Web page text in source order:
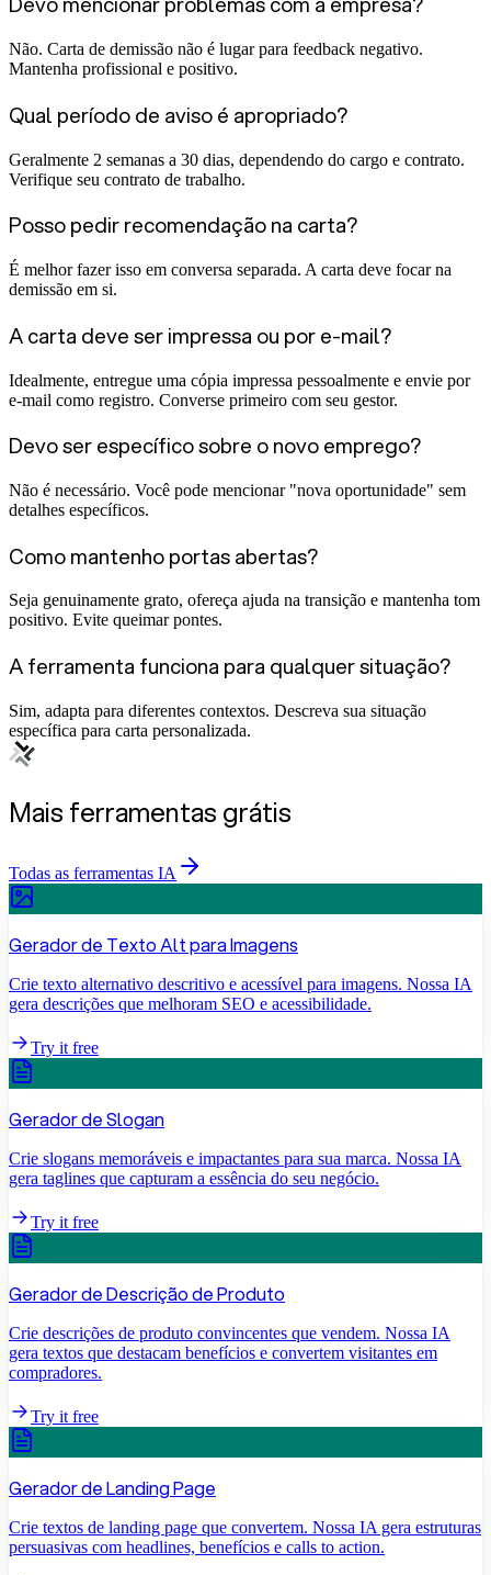
Não. Carta de demissão não é lugar para feedback negativo.
Mantenha profissional e positivo.
Qual período de aviso é apropriado?
Geralmente 2 semanas a 30 dias, dependendo do cargo e contrato.
Verifique seu contrato de trabalho.
Posso pedir recomendação na carta?
É melhor fazer isso em conversa separada. A carta deve focar na
demissão em si.
A carta deve ser impressa ou por e-mail?
Idealmente, entregue uma cópia impressa pessoalmente e envie por
e-mail como registro. Converse primeiro com seu gestor.
Devo ser específico sobre o novo emprego?
Não é necessário. Você pode mencionar "nova oportunidade" sem
detalhes específicos.
Como mantenho portas abertas?
Seja genuinamente grato, ofereça ajuda na transição e mantenha tom
positivo. Evite queimar pontes.
A ferramenta funciona para qualquer situação?
Sim, adapta para diferentes contextos. Descreva sua situação
específica para carta personalizada.
Mais ferramentas grátis
Todas as ferramentas IA
Gerador de Texto Alt para Imagens
Crie texto alternativo descritivo e acessível para imagens. Nossa IA
gera descrições que melhoram SEO e acessibilidade.
Try it free
Gerador de Slogan
Crie slogans memoráveis e impactantes para sua marca. Nossa IA
gera taglines que capturam a essência do seu negócio.
Try it free
Gerador de Descrição de Produto
Crie descrições de produto convincentes que vendem. Nossa IA
gera textos que destacam benefícios e convertem visitantes em
compradores.
Try it free
Gerador de Landing Page
Crie textos de landing page que convertem. Nossa IA gera estruturas
persuasivas com headlines, benefícios e calls to action.